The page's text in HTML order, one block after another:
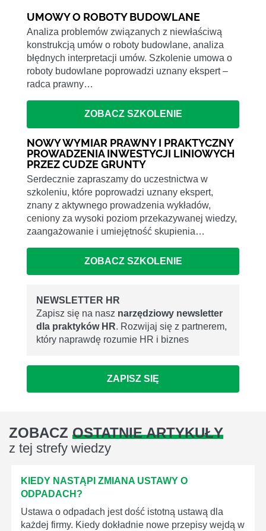
UMOWY O ROBOTY BUDOWLANE
Analiza problemów związanych z niewłaściwą
konstrukcją umów o roboty budowlane, analiza
błędnych interpretacji umów. Szkolenie umowa o
roboty budowlane poprowadzi uznany ekspert –
radca prawny…
ZOBACZ SZKOLENIE
NOWY WYMIAR PRAWNY I PRAKTYCZNY
PROWADZENIA INWESTYCJI LINIOWYCH
PRZEZ CUDZE GRUNTY
Serdecznie zapraszamy do uczestnictwa w
szkoleniu, które poprowadzi uznany ekspert,
znany z aktywnego prowadzenia wykładów,
ceniony za wysoki poziom przekazywanej wiedzy,
zaangażowanie i umiejętność skupienia…
ZOBACZ SZKOLENIE
NEWSLETTER HR
Zapisz się na nasz narzędziowy newsletter
dla praktyków HR. Rozwijaj się z partnerem,
który naprawdę rozumie HR i biznes
ZAPISZ SIĘ
ZOBACZ OSTATNIE ARTYKUŁY
z tej strefy wiedzy
KIEDY NASTĄPI ZMIANA USTAWY O
ODPADACH?
Ustawa o odpadach jest dość istotną ustawą dla
każdej firmy. Kiedy dokładnie nowe przepisy wejdą w